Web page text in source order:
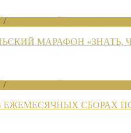
/
МАРАФОН «ЗНАТЬ,
/
ЕЖЕМЕСЯЧНЫХ СБОРАХ